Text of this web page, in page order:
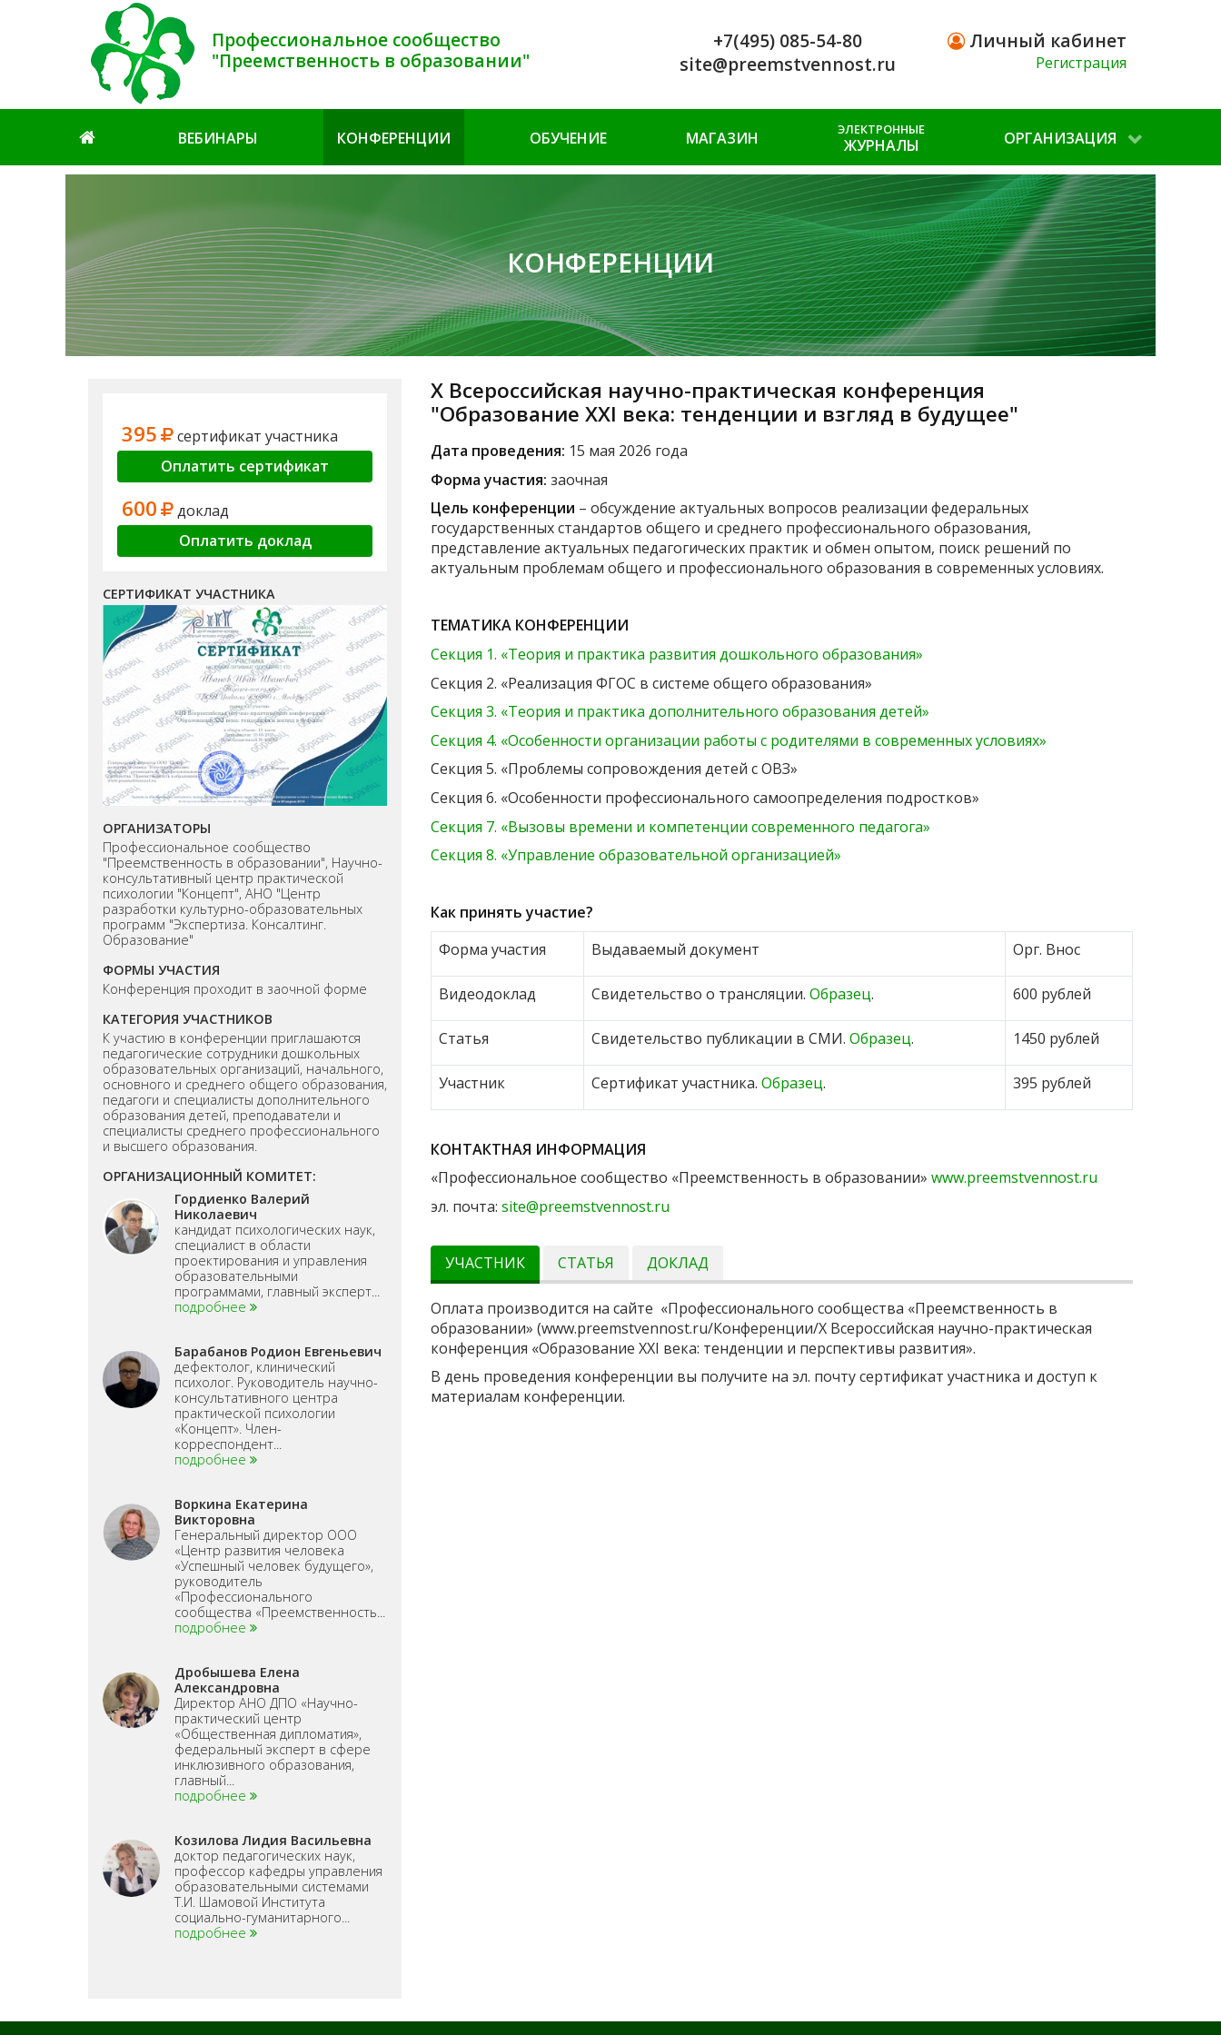
Профессиональное сообщество
"Преемственность в образовании"
+7(495) 085-54-80
site@preemstvennost.ru
Личный кабинет
Регистрация
ВЕБИНАРЫ КОНФЕРЕНЦИИ ОБУЧЕНИЕ МАГАЗИН ЭЛЕКТРОННЫЕ
ЖУРНАЛЫ ОРГАНИЗАЦИЯ
КОНФЕРЕНЦИИ
395
сертификат участника
Оплатить сертификат
600
доклад
Оплатить доклад
СЕРТИФИКАТ УЧАСТНИКА
ОРГАНИЗАТОРЫ
Профессиональное сообщество
"Преемственность в образовании", Научно-
консультативный центр практической
психологии "Концепт", АНО "Центр
разработки культурно-образовательных
программ "Экспертиза. Консалтинг.
Образование"
ФОРМЫ УЧАСТИЯ
Конференция проходит в заочной форме
КАТЕГОРИЯ УЧАСТНИКОВ
К участию в конференции приглашаются
педагогические сотрудники дошкольных
образовательных организаций, начального,
основного и среднего общего образования,
педагоги и специалисты дополнительного
образования детей, преподаватели и
специалисты среднего профессионального
и высшего образования.
ОРГАНИЗАЦИОННЫЙ КОМИТЕТ:
Гордиенко Валерий
Николаевич
кандидат психологических наук,
специалист в области
проектирования и управления
образовательными
программами, главный эксперт...
подробнее
Барабанов Родион Евгеньевич
дефектолог, клинический
психолог. Руководитель научно-
консультативного центра
практической психологии
«Концепт». Член-
корреспондент...
подробнее
Воркина Екатерина
Викторовна
Генеральный директор ООО
«Центр развития человека
«Успешный человек будущего»,
руководитель
«Профессионального
сообщества «Преемственность...
подробнее
Дробышева Елена
Александровна
Директор АНО ДПО «Научно-
практический центр
«Общественная дипломатия»,
федеральный эксперт в сфере
инклюзивного образования,
главный...
подробнее
Козилова Лидия Васильевна
доктор педагогических наук,
профессор кафедры управления
образовательными системами
Т.И. Шамовой Института
социально-гуманитарного...
подробнее
X Всероссийская научно-практическая конференция
"Образование XXI века: тенденции и взгляд в будущее"
Дата проведения: 15 мая 2026 года
Форма участия: заочная
Цель конференции – обсуждение актуальных вопросов реализации федеральных
государственных стандартов общего и среднего профессионального образования,
представление актуальных педагогических практик и обмен опытом, поиск решений по
актуальным проблемам общего и профессионального образования в современных условиях.
ТЕМАТИКА КОНФЕРЕНЦИИ
Секция 1. «Теория и практика развития дошкольного образования»
Секция 2. «Реализация ФГОС в системе общего образования»
Секция 3. «Теория и практика дополнительного образования детей»
Секция 4. «Особенности организации работы с родителями в современных условиях»
Секция 5. «Проблемы сопровождения детей с ОВЗ»
Секция 6. «Особенности профессионального самоопределения подростков»
Секция 7. «Вызовы времени и компетенции современного педагога»
Секция 8. «Управление образовательной организацией»
Как принять участие?
Форма участия
Выдаваемый документ Орг. Внос
Видеодоклад Свидетельство о трансляции. Образец. 600 рублей
Статья Свидетельство публикации в СМИ. Образец. 1450 рублей
Участник Сертификат участника. Образец. 395 рублей
КОНТАКТНАЯ ИНФОРМАЦИЯ
«Профессиональное сообщество «Преемственность в образовании» www.preemstvennost.ru
эл. почта: site@preemstvennost.ru
УЧАСТНИК СТАТЬЯ ДОКЛАД
Оплата производится на сайте «Профессионального сообщества «Преемственность в
образовании» (www.preemstvennost.ru/Конференции/X Всероссийская научно-практическая
конференция «Образование XXI века: тенденции и перспективы развития».
В день проведения конференции вы получите на эл. почту сертификат участника и доступ к
материалам конференции.